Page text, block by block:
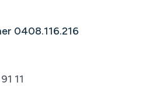
0408.116.216
11